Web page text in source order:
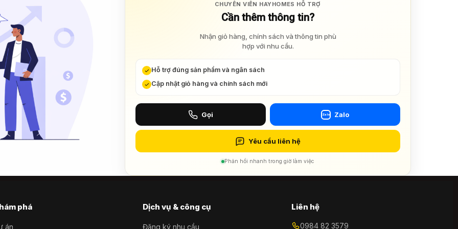
CHUYÊN VIÊN HAYHOMES HỖ TRỢ
Cần thêm thông tin?
Nhận giỏ hàng, chính sách và thông tin phù
hợp với nhu cầu.
Hỗ trợ đúng sản phẩm và ngân sách
Cập nhật giỏ hàng và chính sách mới
Gọi Zalo Zalo
Yêu cầu liên hệ
Phản hồi nhanh trong giờ làm việc
phá
án
Dịch vụ & công cụ
Đăng ký nhu cầu
Liên hệ
0984 82 3579